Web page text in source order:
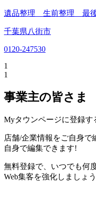
遺品整理 生前整理 最後
千葉県八街市
0120-247530
1
1
事業主の皆さま
Myタウンページに登録す
店舗/企業情報をご自身で
自身で編集できます!
無料登録で、いつでも何
Web集客を強化しましょう